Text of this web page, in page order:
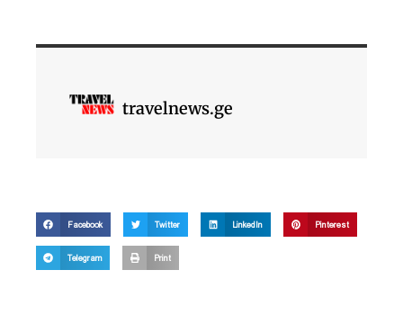
travelnews.ge
Facebook Twitter LinkedIn Pinterest
Telegram Print